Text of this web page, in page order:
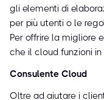
gli elementi di
per più utenti o le
Per offrire la migliore
che il cloud funzioni
Consulente Cloud
Oltre ad aiutare i